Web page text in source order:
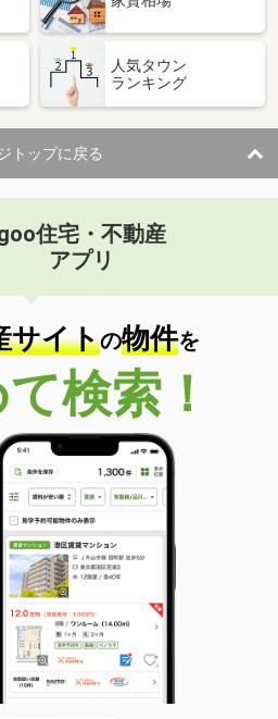
人気タウン
ランキング
トップに戻る
住宅・不動産
アプリ
サイトの物件を
検索！